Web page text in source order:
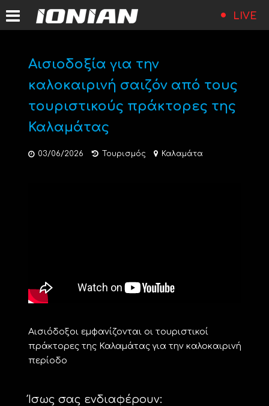
LIVE
Αισιοδοξία για την
καλοκαιρινή σαιζόν από τους
τουριστικούς πράκτορες της
Καλαμάτας
03/06/2026 Τουρισμός Καλαμάτα
Αισιόδοξοι εμφανίζονται οι τουριστικοί
πράκτορες της Καλαμάτας για την καλοκαιρινή
περίοδο
Ίσως σας ενδιαφέρουν: